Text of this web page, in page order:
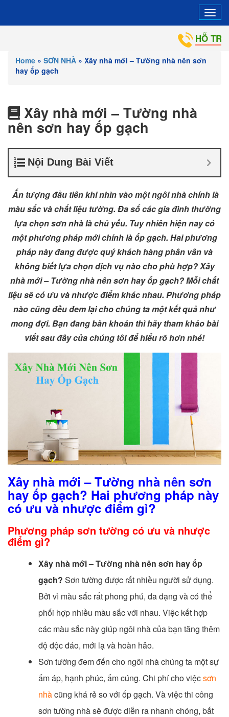
HỖ TRỢ VÀ
Home » SƠN NHÀ » Xây nhà mới – Tường nhà nên sơn
hay ốp gạch
Xây nhà mới – Tường nhà
nên sơn hay ốp gạch
Nội Dung Bài Viết
Ấn tượng đầu tiên khi nhìn vào một ngôi nhà chính là
màu sắc và chất liệu tường. Đa số các gia đình thường
lựa chọn sơn nhà là chủ yếu. Tuy nhiên hiện nay có
một phương pháp mới chính là ốp gạch. Hai phương
pháp này đang được quý khách hàng phân vân và
không biết lựa chọn dịch vụ nào cho phù hợp? Xây
nhà mới – Tường nhà nên sơn hay ốp gạch? Mỗi chất
liệu sẽ có ưu và nhược điểm khác nhau. Phương pháp
nào cũng đều đem lại cho chúng ta một kết quả như
mong đợi. Bạn đang băn khoăn thì hãy tham khảo bài
viết sau đây của chúng tôi để hiểu rõ hơn nhé!
Xây nhà mới – Tường nhà nên sơn
hay ốp gạch? Hai phương pháp này
có ưu và nhược điểm gì?
Phương pháp sơn tường có ưu và nhược
điểm gì?
Xây nhà mới – Tường nhà nên sơn hay ốp
gạch? Sơn tường được rất nhiều người sử dụng.
Bởi vì màu sắc rất phong phú, đa dạng và có thể
phối hợp nhiều màu sắc với nhau. Việc kết hợp
các màu sắc này giúp ngôi nhà của bạn tăng thêm
độ độc đáo, mới lạ và hoàn hảo.
Sơn tường đem đến cho ngôi nhà chúng ta một sự
ấm áp, hạnh phúc, ấm cúng. Chi phí cho việcsơn
nhàcũng khá rẻ so với ốp gạch. Và việc thi công
sơn tường nhà sẽ được diễn ra nhanh chóng, bất